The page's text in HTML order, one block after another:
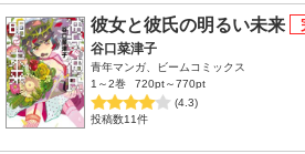
彼女と彼氏の明るい未来
谷口菜津子
青年マンガ、ビームコミックス
1～2巻
720pt～770pt
(4.3)
投稿数11件